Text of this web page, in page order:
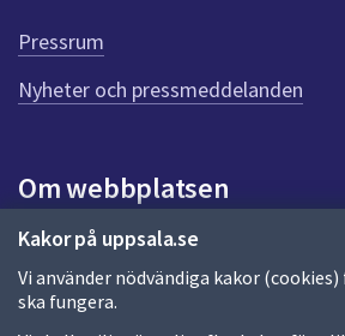
Kakor på uppsala.se
Vi använder nödvändiga kakor
ska fungera.
e
n
n
a
d
a
Pressrum
Nyheter och pressmeddelanden
Om webbplatsen
Om webbplatsen
Allmänna handlingar och diarium
Behandling av personuppgifter